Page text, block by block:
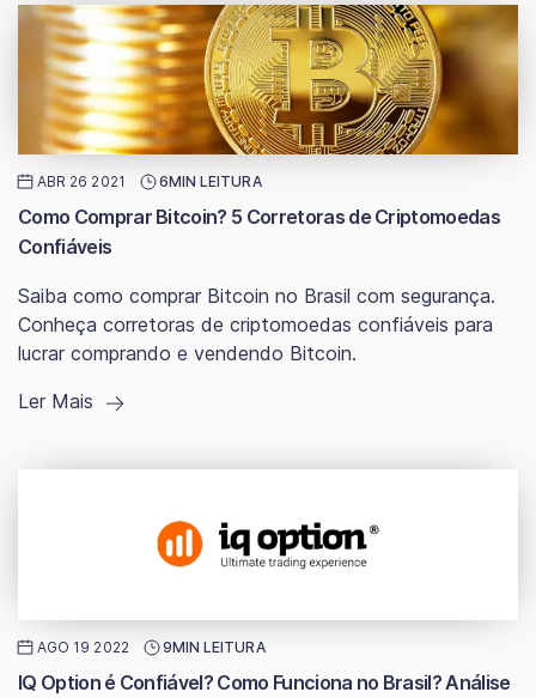
ABR 26 2021 6MIN LEITURA
Como Comprar Bitcoin? 5 Corretoras de Criptomoedas
Confiáveis
Saiba como comprar Bitcoin no Brasil com segurança.
Conheça corretoras de criptomoedas confiáveis para
lucrar comprando e vendendo Bitcoin.
Ler Mais
AGO 19 2022 9MIN LEITURA
IQ Option é Confiável? Como Funciona no Brasil? Análise